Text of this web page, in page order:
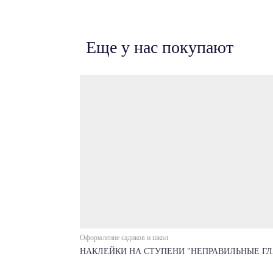
Еще у нас покупают
Оформление садиков и школ
НАКЛЕЙКИ НА СТУПЕНИ "НЕПРАВИЛЬНЫЕ